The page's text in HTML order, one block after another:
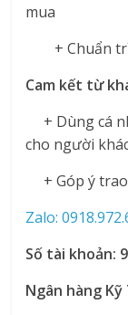
mua
+ Chuẩn
Cam kết từ
+ Dùng cá
cho người
+ Góp ý trao
Zalo:
Số tài khoản:
Ngân hàng